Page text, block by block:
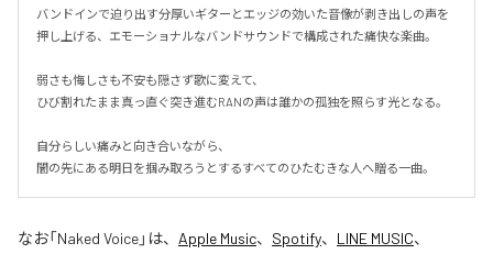
バンドインで迫り出す分厚いギターとエッジの効いた音像が剥き出しの声を
押し上げる、エモーショナルなバンドサウンドで構成された痛快な楽曲。
弱さも悔しさも不安も隠さず歌に変えて、
ひび割れたまま真っ直ぐ突き進むRANの声は誰かの孤独を照らす光となる。
自分らしい痛みと向き合いながら、
闇の先にある明日を掴み取ろうとするすべてのひたむきな人へ贈る一曲。
なお「Naked Voice」は、 Apple Music、 Spotify、 LINE MUSIC、